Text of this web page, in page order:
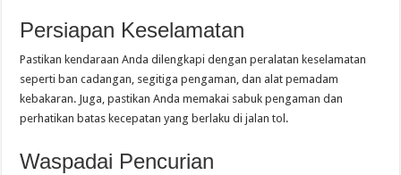
Persiapan Keselamatan
Pastikan kendaraan Anda dilengkapi dengan peralatan keselamatan
seperti ban cadangan, segitiga pengaman, dan alat pemadam
kebakaran. Juga, pastikan Anda memakai sabuk pengaman dan
perhatikan batas kecepatan yang berlaku di jalan tol.
Waspadai Pencurian